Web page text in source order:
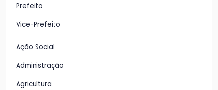
Prefeito
Vice-Prefeito
Ação Social
Administração
Agricultura